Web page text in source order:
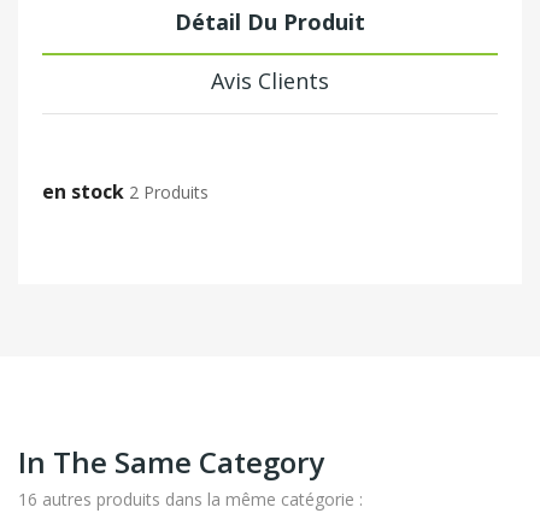
Détail Du Produit
Avis Clients
en stock 2 Produits
In The Same Category
16 autres produits dans la même catégorie :